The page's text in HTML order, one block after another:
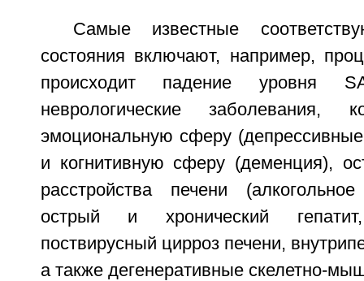
Самые известные
состояния включают, например,
происходит падение уровня
неврологические заболевания,
эмоциональную сферу
и когнитивную сферу (деменция),
расстройства печени
острый и хронический
поствирусный цирроз печени,
а также дегенеративные скелетно-